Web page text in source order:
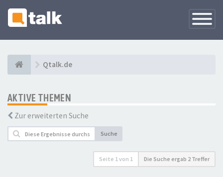
Qtalk.de
AKTIVE THEMEN
Zur erweiterten Suche
Suche
Seite 1von 1 Die Suche ergab 2 Treffer